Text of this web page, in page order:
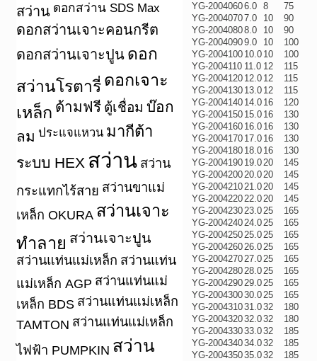
สว่าน ดอกสว่าน SDS Max
ดอกสว่านเจาะคอนกรีต
ดอกสว่านเจาะปูน ดอก
สว่านโรตารี่ ดอกเจาะ
เหล็ก ด้ามฟรี ตู้เชื่อม บ๊อก
ลม ประแจแหวน มากีต้า
ระบบ HEX สว่าน สว่าน
กระแทกไร้สาย สว่านขาแม่
เหล็ก OKURA สว่านเจาะ
ทำลาย สว่านเจาะปูน
สว่านแท่นแม่เหล็ก สว่านแท่น
แม่เหล็ก AGP สว่านแท่นแม่
เหล็ก BDS สว่านแท่นแม่เหล็ก
TAMTON สว่านแท่นแม่เหล็ก
ไฟฟ้า PUMPKIN สว่าน
YG-20040606.0 8
75
YG-20040707.0 10
90
YG-20040808.0 10
90
YG-20040909.0 10
100
YG-2004100 10.0 10
100
YG-2004110 11.0 12
115
YG-2004120 12.0 12
115
YG-2004130 13.0 12
115
YG-2004140 14.0 16
120
YG-2004150 15.0 16
130
YG-2004160 16.0 16
130
YG-2004170 17.0 16
130
YG-2004180 18.0 16
130
YG-2004190 19.020
145
YG-200420020.020
145
YG-200421021.020
145
YG-200422022.020
145
YG-200423023.025
165
YG-200424024.025
165
YG-200425025.025
165
YG-200426026.025
165
YG-200427027.025
165
YG-200428028.025
165
YG-200429029.025
165
YG-200430030.025
165
YG-200431031.032
180
YG-200432032.032
180
YG-200433033.032
185
YG-200434034.032
185
YG-200435035.032
185